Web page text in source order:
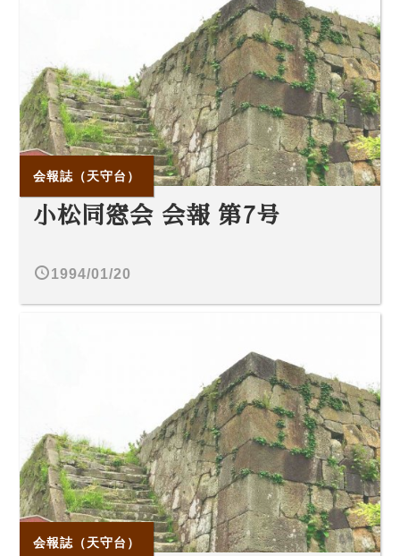
会報誌（天守台）
小松同窓会 会報 第7号
1994/01/20
会報誌（天守台）